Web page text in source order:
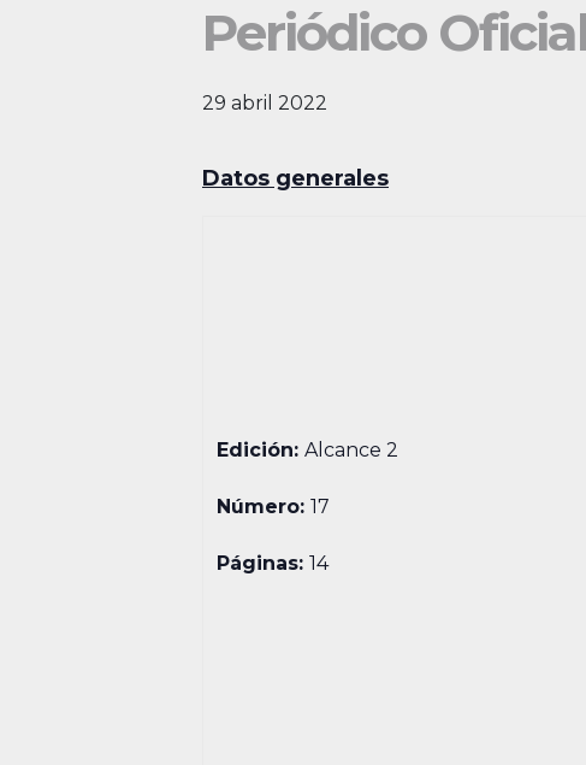
Periódico
29 abril 2022
Datos generales
Edición:Alcance 2
Número:17
Páginas:14